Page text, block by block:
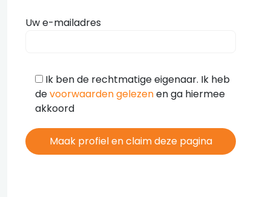
Uw e-mailadres
Ik ben de rechtmatige eigenaar. Ik heb
devoorwaarden gelezenen ga hiermee
akkoord